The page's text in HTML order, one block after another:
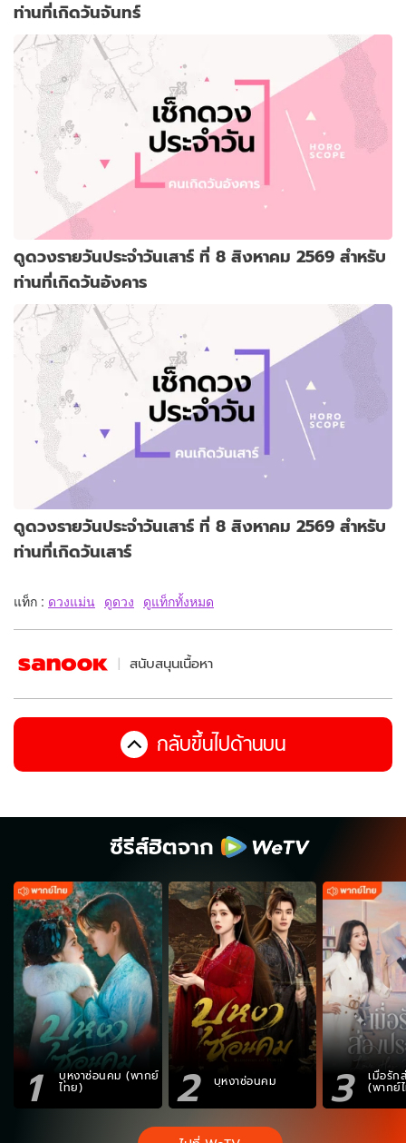
ท่านที่เกิดวันจันทร์
ดูดวงรายวันประจำวันเสาร์ ที่ 8 สิงหาคม 2569 สำหรับ
ท่านที่เกิดวันอังคาร
ดูดวงรายวันประจำวันเสาร์ ที่ 8 สิงหาคม 2569 สำหรับ
ท่านที่เกิดวันเสาร์
แท็ก : ดวงแม่น ดูดวง ดูแท็กทั้งหมด
สนับสนุนเนื้อหา
กลับขึ้นไปด้านบน
ซีรีส์ฮิตจาก
1 บุหงาซ่อนคม (พากย์
ไทย) 2 บุหงาซ่อนคม 3 เมื่อรัก
(พากย์